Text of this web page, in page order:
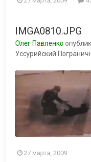
IMGA0810.JPG
Олег Павленко
Уссурийский
27 марта, 2009